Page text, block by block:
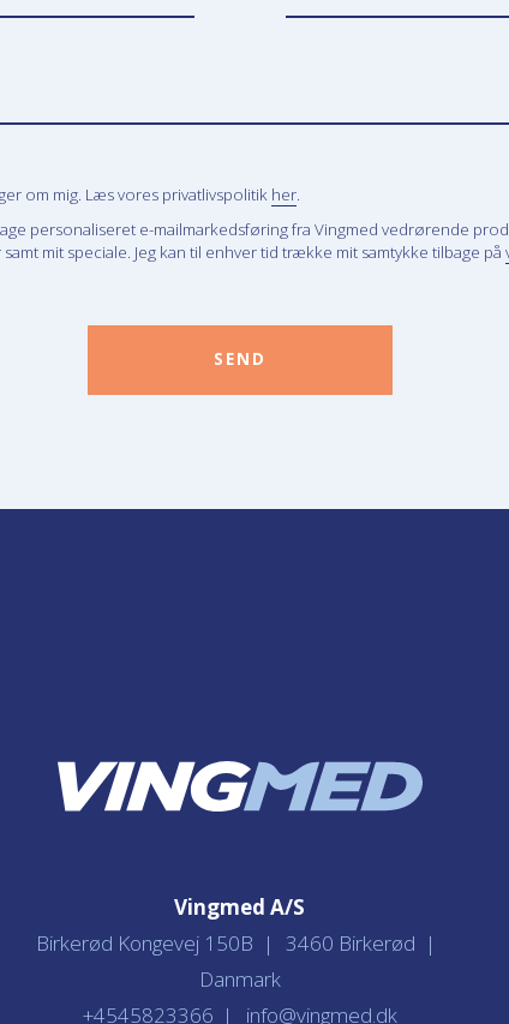
om mig. Læs vores privatlivspolitik her.
personaliseret e-mailmarkedsføring fra Vingmed vedrørende
mit speciale. Jeg kan til enhver tid trække mit samtykke tilbage på
SEND
Vingmed A/S
Birkerød Kongevej 150B
3460 Birkerød
Danmark
+4545823366
info@vingmed.dk